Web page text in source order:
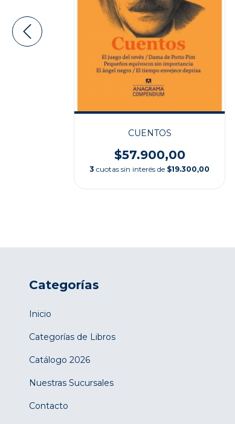
CUENTOS
$57.900,00
3 cuotas sin interés de $19.300,00
Categorías
Inicio
Categorías de Libros
Catálogo 2026
Nuestras Sucursales
Contacto